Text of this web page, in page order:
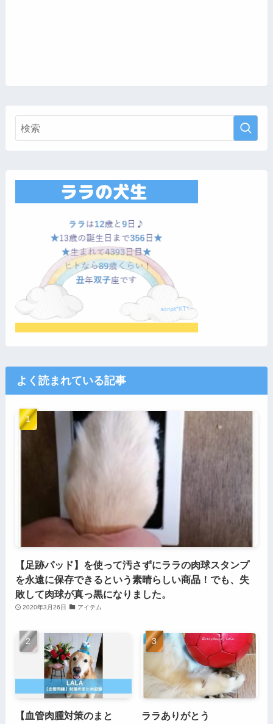
よく読まれている記事
【足跡パッド】を使って汚さずにララの肉球スタンプ
を永遠に保存できるという素晴らしい商品！でも、失
敗して肉球が真っ黒になりました。
2020年3月26日 アイテム
【血管肉腫対策のまと ララありがとう